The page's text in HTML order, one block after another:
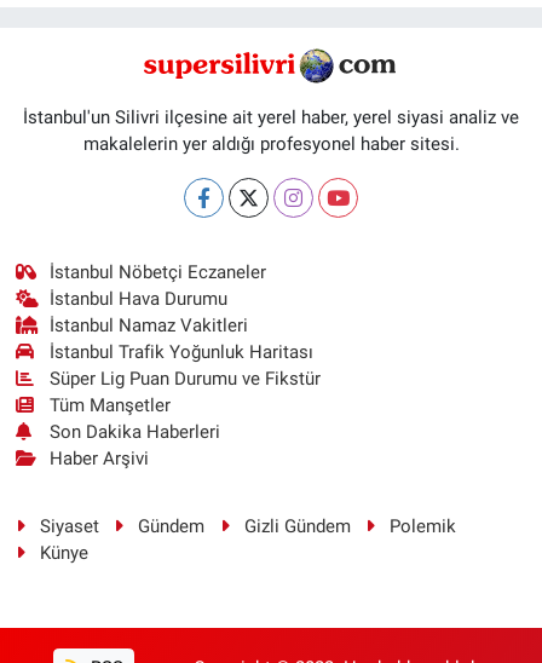
İstanbul'un Silivri ilçesine ait yerel haber, yerel siyasi analiz ve
makalelerin yer aldığı profesyonel haber sitesi.
İstanbul Nöbetçi Eczaneler
İstanbul Hava Durumu
İstanbul Namaz Vakitleri
İstanbul Trafik Yoğunluk Haritası
Süper Lig Puan Durumu ve Fikstür
Tüm Manşetler
Son Dakika Haberleri
Haber Arşivi
Siyaset Gündem Gizli Gündem
Polemik
Künye